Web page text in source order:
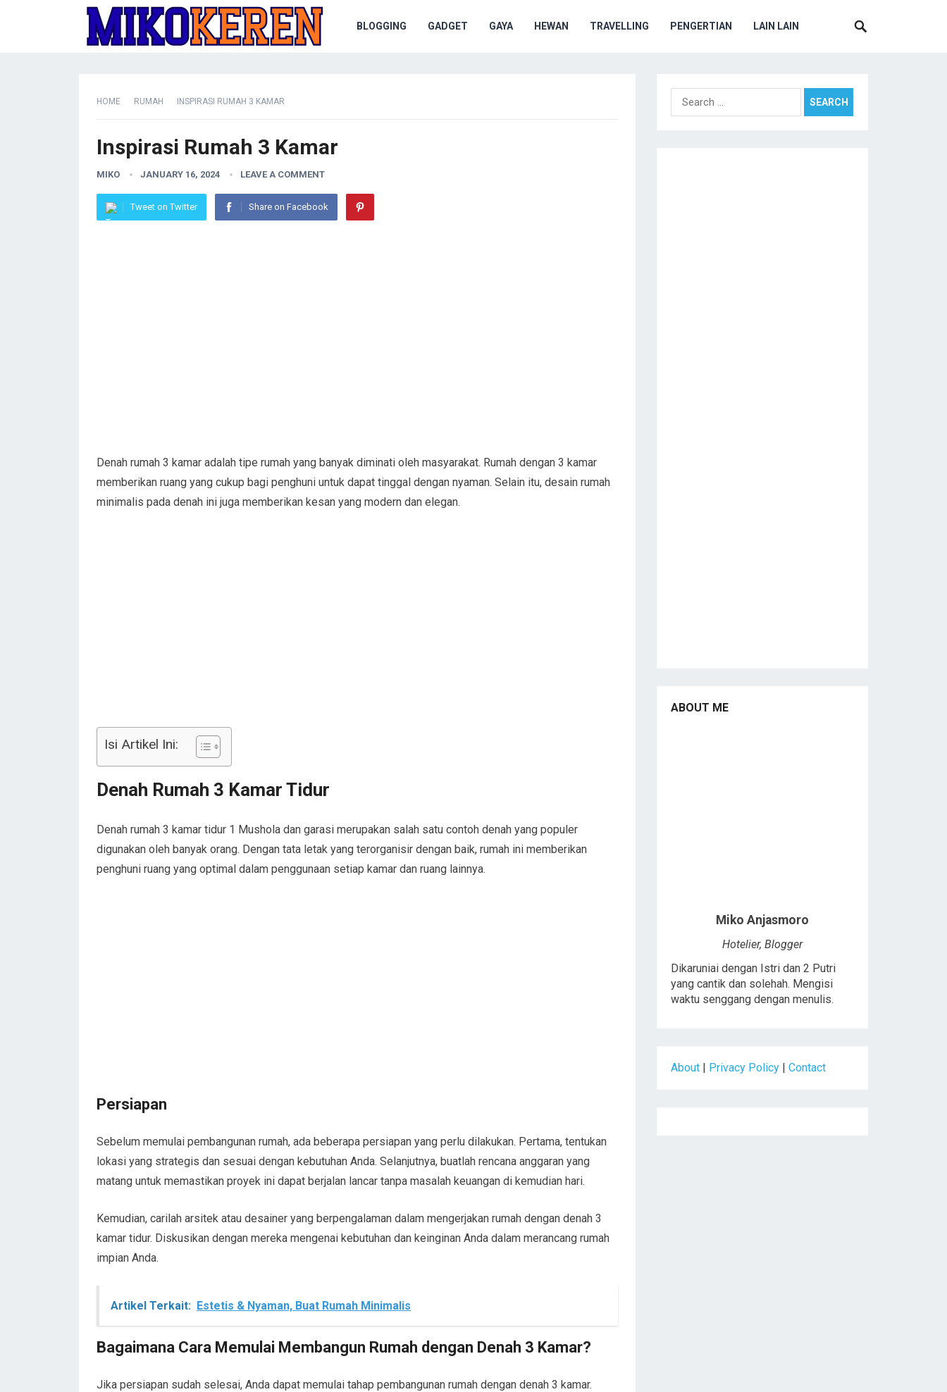
BLOGGING GADGET GAYA HEWAN TRAVELLING PENGERTIAN LAIN LAIN
HOME RUMAH INSPIRASI RUMAH 3 KAMAR
Inspirasi Rumah 3 Kamar
MIKO JANUARY 16, 2024 LEAVE A COMMENT
Tweet on Twitter Share on Facebook
Denah rumah 3 kamar adalah tipe rumah yang banyak diminati oleh masyarakat. Rumah dengan 3 kamar
memberikan ruang yang cukup bagi penghuni untuk dapat tinggal dengan nyaman. Selain itu, desain rumah
minimalis pada denah ini juga memberikan kesan yang modern dan elegan.
Isi Artikel Ini:
Denah Rumah 3 Kamar Tidur
Denah rumah 3 kamar tidur 1 Mushola dan garasi merupakan salah satu contoh denah yang populer
digunakan oleh banyak orang. Dengan tata letak yang terorganisir dengan baik, rumah ini memberikan
penghuni ruang yang optimal dalam penggunaan setiap kamar dan ruang lainnya.
Persiapan
Sebelum memulai pembangunan rumah, ada beberapa persiapan yang perlu dilakukan. Pertama, tentukan
lokasi yang strategis dan sesuai dengan kebutuhan Anda. Selanjutnya, buatlah rencana anggaran yang
matang untuk memastikan proyek ini dapat berjalan lancar tanpa masalah keuangan di kemudian hari.
Kemudian, carilah arsitek atau desainer yang berpengalaman dalam mengerjakan rumah dengan denah 3
kamar tidur. Diskusikan dengan mereka mengenai kebutuhan dan keinginan Anda dalam merancang rumah
impian Anda.
Artikel Terkait: Estetis & Nyaman, Buat Rumah Minimalis
Bagaimana Cara Memulai Membangun Rumah dengan Denah 3 Kamar?
Jika persiapan sudah selesai, Anda dapat memulai tahap pembangunan rumah dengan denah 3 kamar.
Search
for:
ABOUT ME
Miko Anjasmoro
Hotelier, Blogger
Dikaruniai dengan Istri dan 2 Putri
yang cantik dan solehah. Mengisi
waktu senggang dengan menulis.
About Privacy Policy Contact